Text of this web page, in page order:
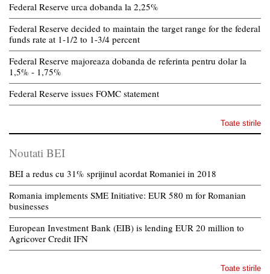
Federal Reserve urca dobanda la 2,25%
Federal Reserve decided to maintain the target range for the federal
funds rate at 1-1/2 to 1-3/4 percent
Federal Reserve majoreaza dobanda de referinta pentru dolar la
1,5% - 1,75%
Federal Reserve issues FOMC statement
Toate stirile
Noutati BEI
BEI a redus cu 31% sprijinul acordat Romaniei in 2018
Romania implements SME Initiative: EUR 580 m for Romanian
businesses
European Investment Bank (EIB) is lending EUR 20 million to
Agricover Credit IFN
Toate stirile